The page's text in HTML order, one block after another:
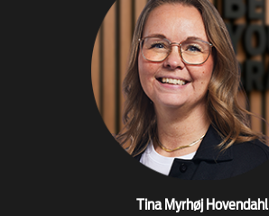
Tina Myrhøj Hovendahl